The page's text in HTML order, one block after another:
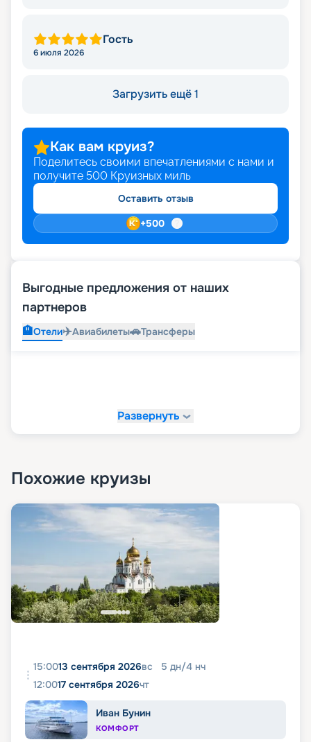
Гость
6 июля 2026
Загрузить ещё 1
Как вам круиз?
Поделитесь своими впечатлениями с нами и
получите 500 Круизных миль
Оставить отзыв
+500
Выгодные предложения от наших
партнеров
🏨Отели✈️Авиабилеты🚗Трансферы
Развернуть
Похожие круизы
15:0013 сентября 2026вс 5 дн/4 нч
12:0017 сентября 2026чт
Иван Бунин
КОМФОРТ